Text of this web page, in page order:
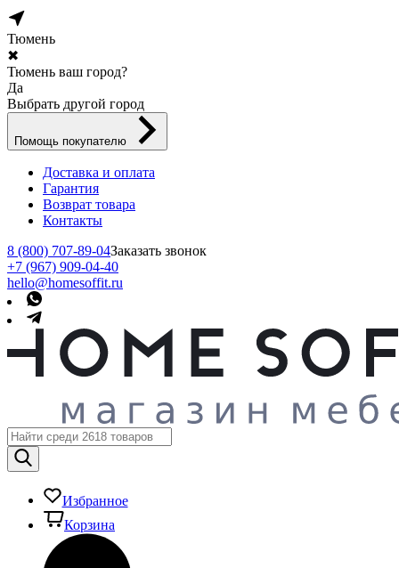
Тюмень
✖
Тюмень ваш город?
Да
Выбрать другой город
Помощь покупателю
Доставка и оплата
Гарантия
Возврат товара
Контакты
8 (800) 707-89-04Заказать звонок
+7 (967) 909-04-40
hello@homesoffit.ru
Избранное
Корзина